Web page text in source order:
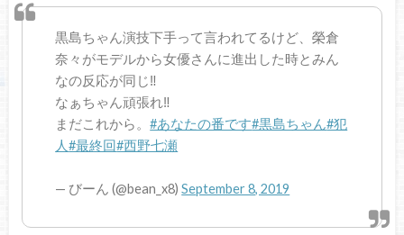
黒島ちゃん演技下手って言われてるけど、榮倉
奈々がモデルから女優さんに進出した時とみん
なの反応が同じ‼︎
なぁちゃん頑張れ‼︎
まだこれから。#あなたの番です#黒島ちゃん#犯
人#最終回#西野七瀬
— びーん (@bean_x8)September 8, 2019